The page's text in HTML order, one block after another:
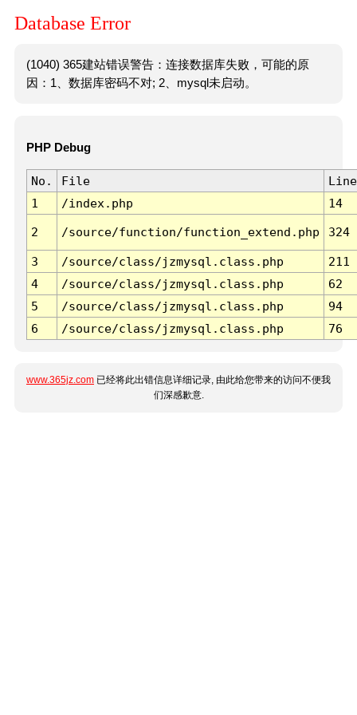
Database Error
(1040) 365建站错误警告：连接数据库失败，可能的原
因：1、数据库密码不对; 2、mysql未启动。
PHP Debug
No. File
Line
1
/index.php 14
2 /source/function/function_extend.php 324
3 /source/class/jzmysql.class.php
211
4
/source/class/jzmysql.class.php
62
5
/source/class/jzmysql.class.php
94
6
/source/class/jzmysql.class.php 76
www.365jz.com 已经将此出错信息详细记录, 由此给您带来的访问不便我
们深感歉意.